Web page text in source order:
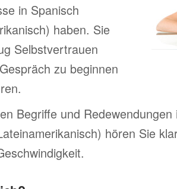
in Spanisch
haben. Sie
Selbstvertrauen
zu beginnen
Begriffe und Redewendungen
hören Sie